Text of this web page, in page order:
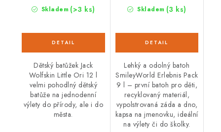
Skladem (>3 ks)
Dětský batůžek Jack
Wolfskin Little Ori 12 l
velmi pohodlný dětský
batůže na jednodenní
výlety do přírody, ale i do
města.
Skladem (3 ks)
Lehký a odolný batoh
SmileyWorld Erlebnis Pack
9 l – první batoh pro děti,
recyklovaný materiál,
vypolstrovaná záda a dno,
kapsa na jmenovku, ideální
na výlety či do školky.